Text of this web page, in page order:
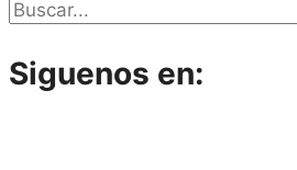
Siguenos en: